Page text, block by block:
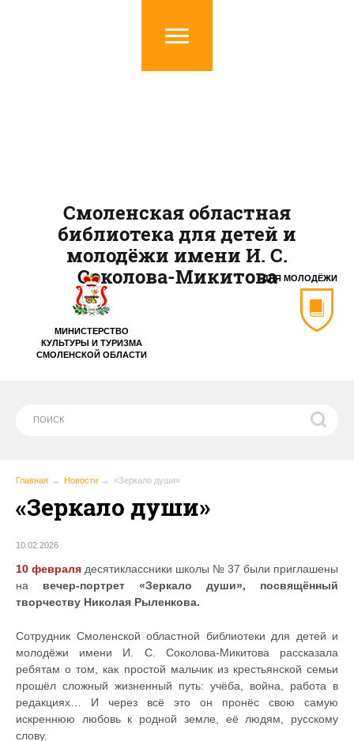
МИНИСТЕРСТВО
КУЛЬТУРЫ И ТУРИЗМА
СМОЛЕНСКОЙ ОБЛАСТИ
ДЛЯ МОЛОДЁЖИ
Смоленская областная
библиотека для детей и
молодёжи имени И. С.
Соколова-Микитова
Главная Новости «Зеркало души»
«Зеркало души»
10.02.2026
10 февраля десятиклассники школы № 37 были приглашены
на вечер-портрет «Зеркало души», посвящённый
творчеству Николая Рыленкова.
Сотрудник Смоленской областной библиотеки для детей и
молодёжи имени И. С. Соколова-Микитова рассказала
ребятам о том, как простой мальчик из крестьянской семьи
прошёл сложный жизненный путь: учёба, война, работа в
редакциях… И через всё это он пронёс свою самую
искреннюю любовь к родной земле, её людям, русскому
слову.